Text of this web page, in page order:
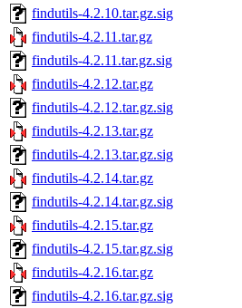
findutils-4.2.10.tar.gz.sig
findutils-4.2.11.tar.gz
findutils-4.2.11.tar.gz.sig
findutils-4.2.12.tar.gz
findutils-4.2.12.tar.gz.sig
findutils-4.2.13.tar.gz
findutils-4.2.13.tar.gz.sig
findutils-4.2.14.tar.gz
findutils-4.2.14.tar.gz.sig
findutils-4.2.15.tar.gz
findutils-4.2.15.tar.gz.sig
findutils-4.2.16.tar.gz
findutils-4.2.16.tar.gz.sig